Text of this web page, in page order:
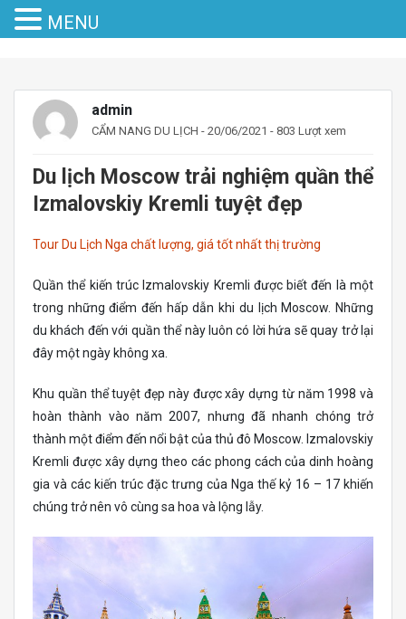
admin
CẨM NANG DU LỊCH - 20/06/2021 - 803 Lượt xem
Du lịch Moscow trải nghiệm quần thể
Izmalovskiy Kremli tuyệt đẹp
Tour Du Lịch Nga chất lượng, giá tốt nhất thị trường
Quần thể kiến trúc Izmalovskiy Kremli được biết đến là một
trong những điểm đến hấp dẫn khi du lịch Moscow. Những
du khách đến với quần thể này luôn có lời hứa sẽ quay trở lại
đây một ngày không xa.
Khu quần thể tuyệt đẹp này được xây dựng từ năm 1998 và
hoàn thành vào năm 2007, nhưng đã nhanh chóng trở
thành một điểm đến nổi bật của thủ đô Moscow. Izmalovskiy
Kremli được xây dựng theo các phong cách của dinh hoàng
gia và các kiến trúc đặc trưng của Nga thế kỷ 16 – 17 khiến
chúng trở nên vô cùng sa hoa và lộng lẫy.
MENU